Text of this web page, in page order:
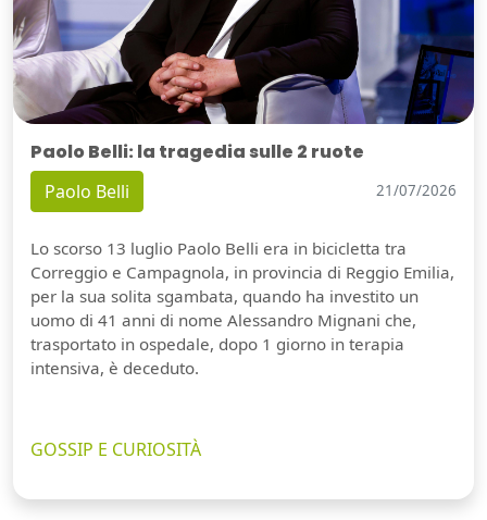
Paolo Belli: la tragedia sulle 2 ruote
Paolo Belli 21/07/2026
Lo scorso 13 luglio Paolo Belli era in bicicletta tra
Correggio e Campagnola, in provincia di Reggio Emilia,
per la sua solita sgambata, quando ha investito un
uomo di 41 anni di nome Alessandro Mignani che,
trasportato in ospedale, dopo 1 giorno in terapia
intensiva, è deceduto.
GOSSIP E CURIOSITÀ